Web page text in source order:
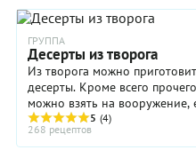
ГРУППА
Десерты из творога
Из творога можно
десерты. Кроме всего
можно взять на вооружение,
есть творог в "чистом виде": в
5 (4)
268 рецептов